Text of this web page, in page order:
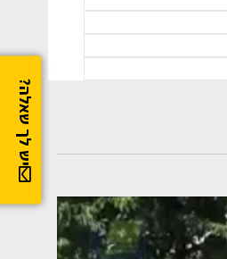
יש לך שאלה?